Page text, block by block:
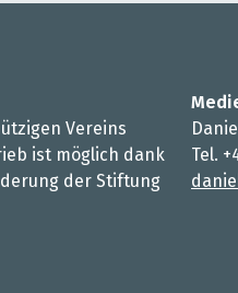
Vereins
ist möglich dank
der Stiftung
Tel.